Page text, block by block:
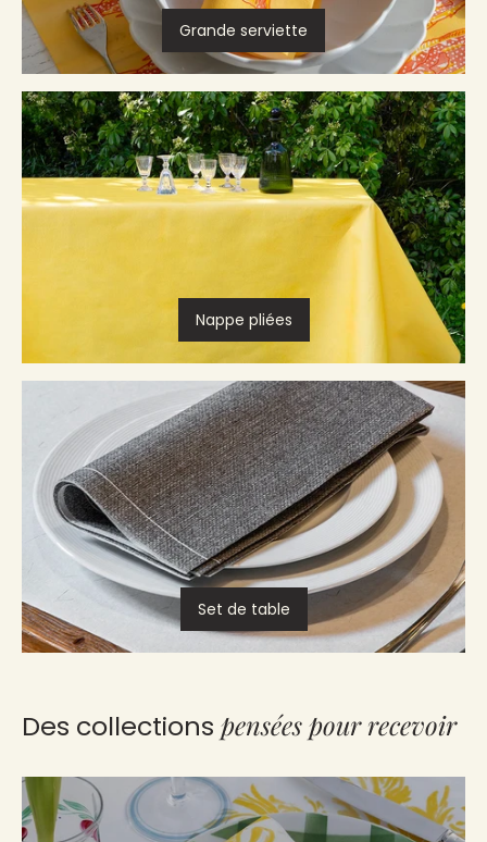
Grande serviette
Nappe pliées
Set de table
Des collections pensées pour recevoir